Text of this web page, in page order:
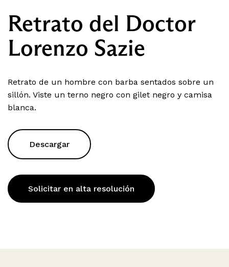
Retrato del Doctor
Lorenzo Sazie
Retrato de un hombre con barba sentados sobre un
sillón. Viste un terno negro con gilet negro y camisa
blanca.
Descargar
Solicitar en alta resolución